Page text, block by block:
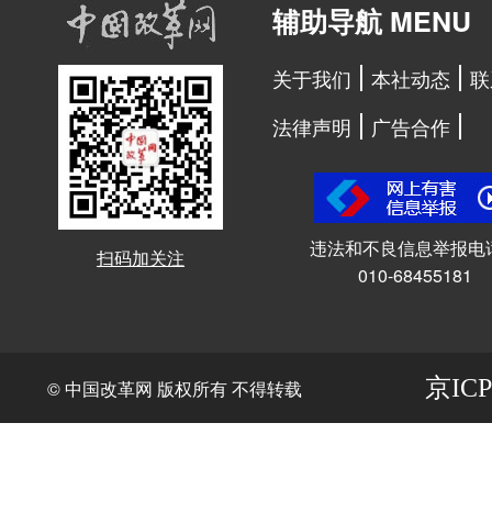
扫码加关注
辅助导航 MENU
关于我们 本社动态
法律声明
广告合作
违法和不良信息举报电
010-68455181
© 中国改革网 版权所有 不得转载 京